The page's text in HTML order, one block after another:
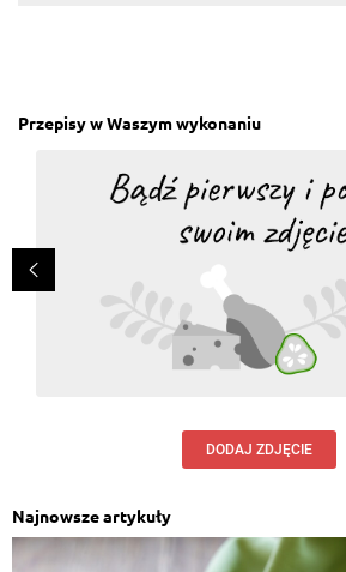
Przepisy w Waszym wykonaniu
DODAJ ZDJĘCIE
Najnowsze artykuły